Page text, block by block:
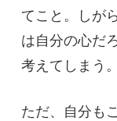
てこと。しが
は自分の心だ
考えてしまう。
ただ、自分も